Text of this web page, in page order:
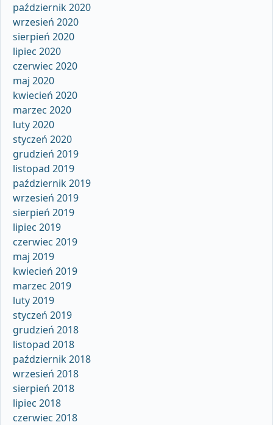
październik 2020
wrzesień 2020
sierpień 2020
lipiec 2020
czerwiec 2020
maj 2020
kwiecień 2020
marzec 2020
luty 2020
styczeń 2020
grudzień 2019
listopad 2019
październik 2019
wrzesień 2019
sierpień 2019
lipiec 2019
czerwiec 2019
maj 2019
kwiecień 2019
marzec 2019
luty 2019
styczeń 2019
grudzień 2018
listopad 2018
październik 2018
wrzesień 2018
sierpień 2018
lipiec 2018
czerwiec 2018